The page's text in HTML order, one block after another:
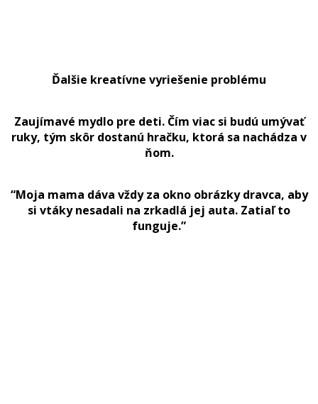
Ďalšie kreatívne vyriešenie problému
Zaujímavé mydlo pre deti. Čím viac si budú umývať
ruky, tým skôr dostanú hračku, ktorá sa nachádza v
ňom.
“Moja mama dáva vždy za okno obrázky dravca, aby
si vtáky nesadali na zrkadlá jej auta. Zatiaľ to
funguje.”